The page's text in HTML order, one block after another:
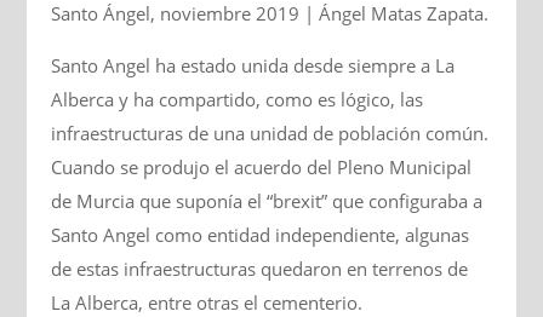
Santo Ángel, noviembre 2019 | Ángel Matas Zapata.
Santo Angel ha estado unida desde siempre a La
Alberca y ha compartido, como es lógico, las
infraestructuras de una unidad de población común.
Cuando se produjo el acuerdo del Pleno Municipal
de Murcia que suponía el “brexit” que configuraba a
Santo Angel como entidad independiente, algunas
de estas infraestructuras quedaron en terrenos de
La Alberca, entre otras el cementerio.